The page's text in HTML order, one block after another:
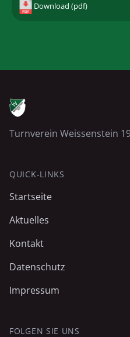
Download (pdf)
Turnverein Weissenstein
QUICK-LINKS
Startseite
Aktuelles
Kontakt
Datenschutz
Impressum
FOLGEN SIE UNS